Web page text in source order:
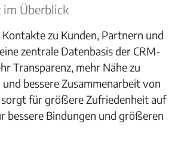
im Überblick
Kontakte zu Kunden, Partnern und
zentrale Datenbasis der CRM-
Transparenz, mehr Nähe zu
bessere Zusammenarbeit von
für größere Zufriedenheit auf
bessere Bindungen und größeren